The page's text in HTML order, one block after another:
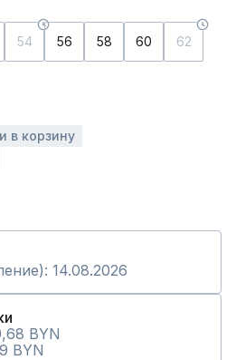
54 56 58 60 62
в корзину
14.08.2026
BYN
BYN